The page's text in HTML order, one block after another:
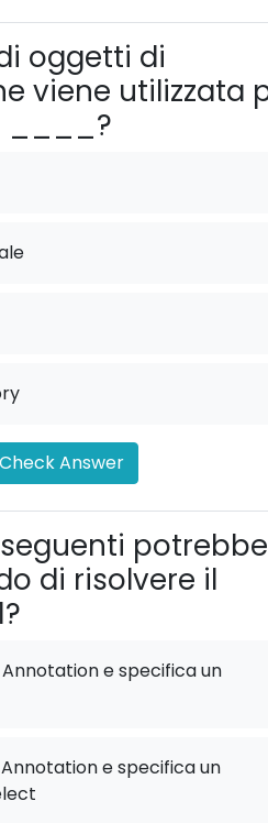
oggetti di
viene utilizzata
____?
Check Answer
potrebbe
di risolvere il
e specifica un
e specifica un